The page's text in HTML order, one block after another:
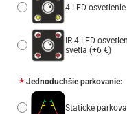
4-LED
IR 4-LED
svetla (+6 €)
Jednoduchšie parkovanie:
Statické